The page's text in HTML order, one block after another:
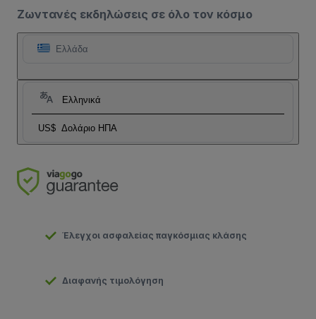
Ζωντανές εκδηλώσεις σε όλο τον κόσμο
Ελλάδα
Ελληνικά
US$ Δολάριο ΗΠΑ
Έλεγχοι ασφαλείας παγκόσμιας κλάσης
Διαφανής τιμολόγηση